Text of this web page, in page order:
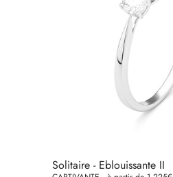
Solitaire - Eblouissante II